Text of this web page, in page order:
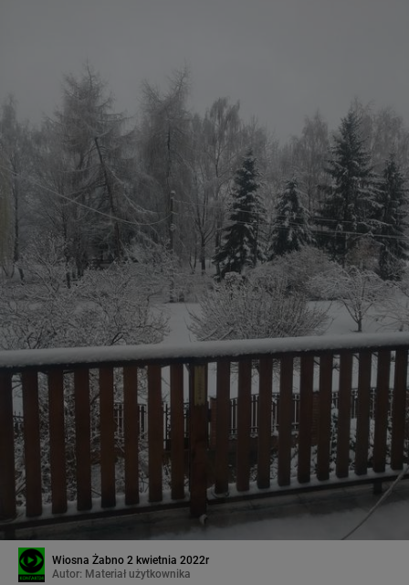
Wiosna Żabno 2 kwietnia 2022r
Autor: Materiał użytkownika